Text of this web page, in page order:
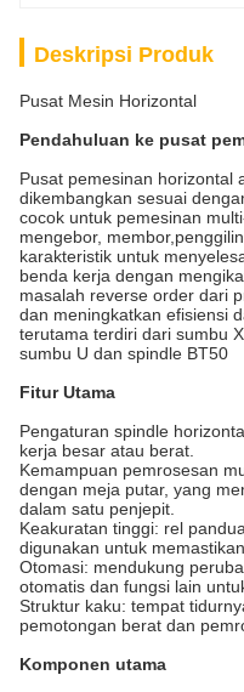
Deskripsi Produk
Pusat Mesin Horizontal
Pendahuluan ke pusat
Pusat pemesinan horizontal
dikembangkan sesuai
cocok untuk pemesinan
mengebor,
karakteristik untuk
benda kerja dengan
masalah reverse order dari
dan meningkatkan efisiensi
terutama terdiri dari sumbu
sumbu U dan spindle BT50
Fitur Utama
Pengaturan spindle
kerja besar atau berat.
Kemampuan pemrosesan
dengan meja putar, yang
dalam satu penjepit.
Keakuratan tinggi: rel
digunakan untuk
Otomasi: mendukung
otomatis dan fungsi lain
Struktur kaku: tempat
pemotongan berat dan
Komponen utama